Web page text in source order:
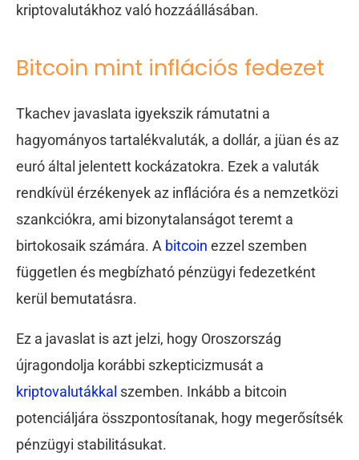
kriptovalutákhoz való hozzáállásában.
Bitcoin mint inflációs fedezet
Tkachev javaslata igyekszik rámutatni a
hagyományos tartalékvaluták, a dollár, a jüan és az
euró által jelentett kockázatokra. Ezek a valuták
rendkívül érzékenyek az inflációra és a nemzetközi
szankciókra, ami bizonytalanságot teremt a
birtokosaik számára. A bitcoin ezzel szemben
független és megbízható pénzügyi fedezetként
kerül bemutatásra.
Ez a javaslat is azt jelzi, hogy Oroszország
újragondolja korábbi szkepticizmusát a
kriptovalutákkal szemben. Inkább a bitcoin
potenciáljára összpontosítanak, hogy megerősítsék
pénzügyi stabilitásukat.